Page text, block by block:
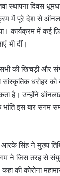
स्थापना दिवस
में पूरे देश से
कार्यक्रम में कई
भी दीं।
सभी की खिचड़ी और
सांस्कृतिक धरोहर
है। उन्होंने
इस बार संगम
आरके सिंह ने मुख्य
ने जिस तरह से
की कोरोना